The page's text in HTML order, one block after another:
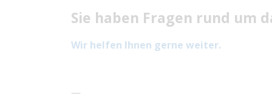
Sie haben Fragen rund um
Wir helfen Ihnen gerne weiter.
—